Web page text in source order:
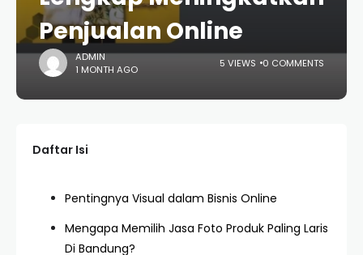
Penjualan Online
ADMIN
1 MONTH AGO
5 VIEWS 0 COMMENTS
Daftar Isi
Pentingnya Visual dalam Bisnis Online
Mengapa Memilih Jasa Foto Produk Paling Laris
Di Bandung?